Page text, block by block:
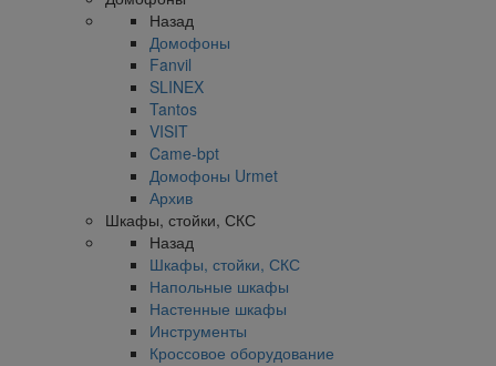
Назад
Домофоны
Fanvil
SLINEX
Tantos
VISIT
Came-bpt
Домофоны Urmet
Архив
Шкафы, стойки, СКС
Назад
Шкафы, стойки, СКС
Напольные шкафы
Настенные шкафы
Инструменты
Кроссовое оборудование